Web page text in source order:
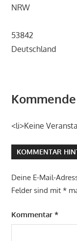
NRW
53842
Deutschland
<li>Keine
KOMMENTAR
Deine E-Mail-
Felder sind mit *
Kommentar *